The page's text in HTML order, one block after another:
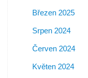
Březen 2025
Srpen 2024
Červen 2024
Květen 2024